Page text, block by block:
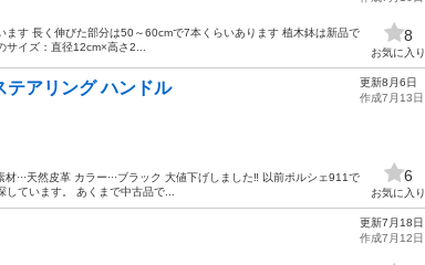
す 長く伸びた部分は50～60cmで7本くらいあります 植木鉢は新品で
イズ：直径12cm×高さ2...
8
お気に入り
アリング ハンドル
···天然皮革 カラー···ブラック 大値下げしました‼️ 以前ポルシェ911で
ています。 あくまで中古品で...
更新8月6日
作成7月13日
6
お気に入り
更新7月18日
作成7月12日